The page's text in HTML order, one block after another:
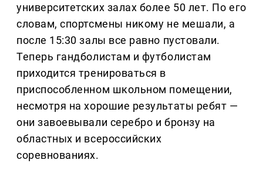
университетских залах более 50 лет. По его
словам, спортсмены никому не мешали, а
после 15:30 залы все равно пустовали.
Теперь гандболистам и футболистам
приходится тренироваться в
приспособленном школьном помещении,
несмотря на хорошие результаты ребят —
они завоевывали серебро и бронзу на
областных и всероссийских
соревнованиях.